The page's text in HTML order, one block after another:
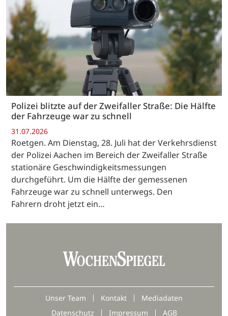
Polizei blitzte auf der Zweifaller Straße: Die Hälfte
der Fahrzeuge war zu schnell
31.07.2026
Roetgen. Am Dienstag, 28. Juli hat der Verkehrsdienst
der Polizei Aachen im Bereich der Zweifaller Straße
stationäre Geschwindigkeitsmessungen
durchgeführt. Um die Hälfte der gemessenen
Fahrzeuge war zu schnell unterwegs. Den
Fahrern droht jetzt ein…
Unser Team Kontakt
Mediadaten
Datenschutz
Impressum AGB